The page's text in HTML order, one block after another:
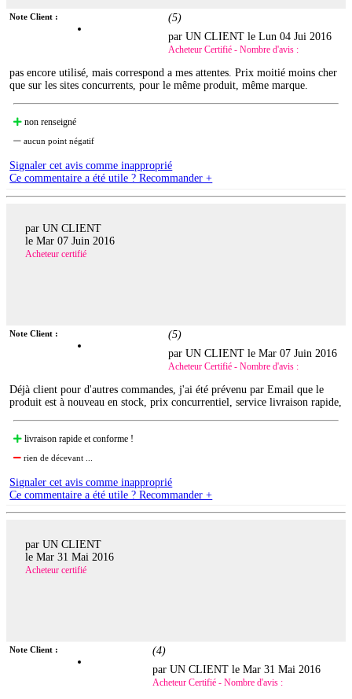
Note Client : (5)
par UN CLIENT leLun 04 Jui 2016
Acheteur Certifié - Nombre d'avis :
pas encore utilisé, mais correspond a mes attentes. Prix moitié moins cher
que sur les sites concurrents, pour le même produit, même marque.
non renseigné
aucun point négatif
Signaler cet avis comme inapproprié
Ce commentaire a été utile ? Recommander +
par UN CLIENT
le Mar 07 Juin 2016
Acheteur certifié
Note Client : (5)
par UN CLIENT leMar 07 Juin 2016
Acheteur Certifié - Nombre d'avis :
Déjà client pour d'autres commandes, j'ai été prévenu par Email que le
produit est à nouveau en stock, prix concurrentiel, service livraison rapide,
livraison rapide et conforme !
rien de décevant ...
Signaler cet avis comme inapproprié
Ce commentaire a été utile ? Recommander +
par UN CLIENT
le Mar 31 Mai 2016
Acheteur certifié
Note Client : (4)
par UN CLIENT leMar 31 Mai 2016
Acheteur Certifié - Nombre d'avis :